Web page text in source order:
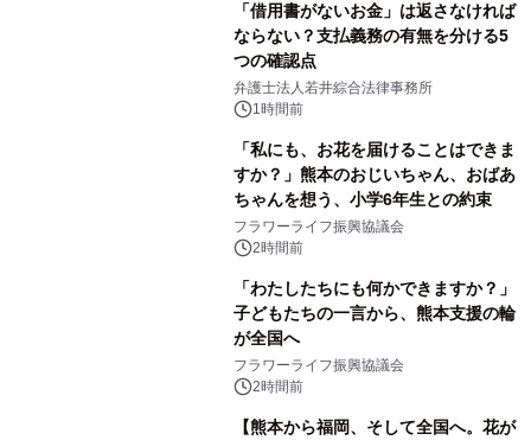
「借用書がないお金」は返さなければ
ならない？支払義務の有無を分ける5
つの確認点
弁護士法人若井綜合法律事務所
1時間前
「私にも、お花を届けることはできま
すか？」熊本のおじいちゃん、おばあ
ちゃんを想う、小学6年生との約束
フラワーライフ振興協議会
2時間前
「わたしたちにも何かできますか？」
子どもたちの一言から、熊本支援の輪
が全国へ
フラワーライフ振興協議会
2時間前
【熊本から福岡、そして全国へ。花が